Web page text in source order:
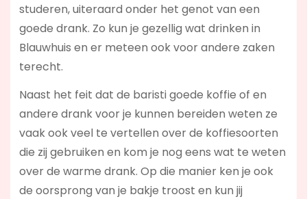
studeren, uiteraard onder het genot van een
goede drank. Zo kun je gezellig wat drinken in
Blauwhuis en er meteen ook voor andere zaken
terecht.
Naast het feit dat de baristi goede koffie of en
andere drank voor je kunnen bereiden weten ze
vaak ook veel te vertellen over de koffiesoorten
die zij gebruiken en kom je nog eens wat te weten
over de warme drank. Op die manier ken je ook
de oorsprong van je bakje troost en kun jij